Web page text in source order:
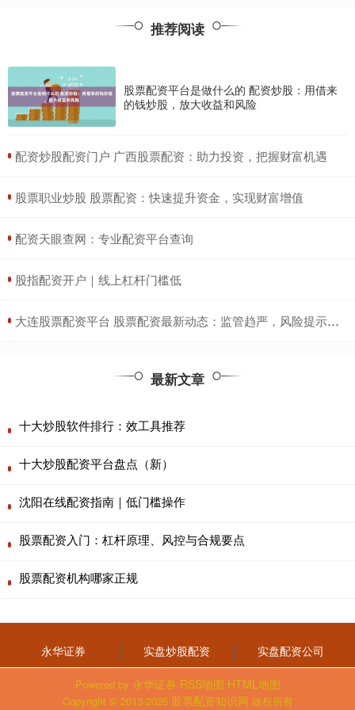
推荐阅读
股票配资平台是做什么的 配资炒股：用借来
的钱炒股，放大收益和风险
​配资炒股配资门户 广西股票配资：助力投资，把握财富机遇
​股票职业炒股 股票配资：快速提升资金，实现财富增值
​配资天眼查网：专业配资平台查询
​股指配资开户｜线上杠杆门槛低
​大连股票配资平台 股票配资最新动态：监管趋严，风险提示升级
最新文章
十大炒股软件排行：效工具推荐
十大炒股配资平台盘点（新）
沈阳在线配资指南｜低门槛操作
股票配资入门：杠杆原理、风控与合规要点
股票配资机构哪家正规
永华证券 实盘炒股配资 实盘配资公司
Powered by 永华证券 RSS地图 HTML地图
Copyright © 2013-2025 股票配资知识网 版权所有